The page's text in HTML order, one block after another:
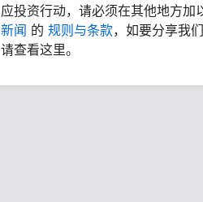
应投资行动，请必须在其他地方加
新闻 的 规则与条款，如要分享我
请查看这里。